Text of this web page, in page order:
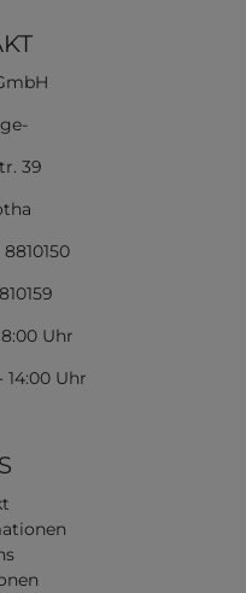
39
Uhr
14:00 Uhr